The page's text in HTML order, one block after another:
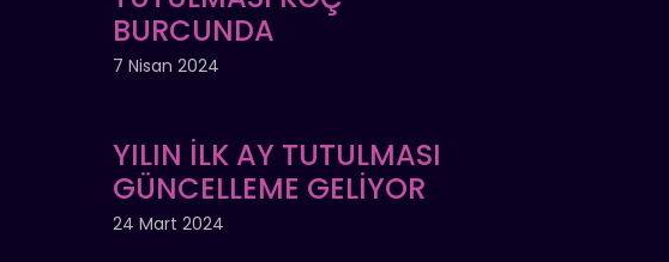
BURCUNDA
7 Nisan 2024
YILIN İLK AY TUTULMASI
GÜNCELLEME GELİYOR
24 Mart 2024